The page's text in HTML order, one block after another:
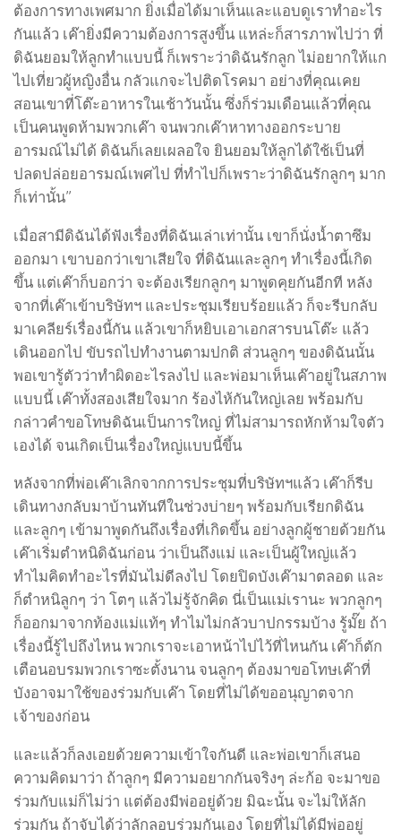
ต้องการทางเพศมาก ยิ่งเมื่อได้มาเห็นและแอบดูเราทำอะไร
กันแล้ว เค๊ายิ่งมีความต้องการสูงขึ้น แหล่ะก็สารภาพไปว่า ที่
ดิฉันยอมให้ลูกทำแบบนี้ ก็เพราะว่าดิฉันรักลูก ไม่อยากให้แก
ไปเที่ยวผู้หญิงอื่น กลัวแกจะไปติดโรคมา อย่างที่คุณเคย
สอนเขาที่โต๊ะอาหารในเช้าวันนั้น ซึ่งก็ร่วมเดือนแล้วที่คุณ
เป็นคนพูดห้ามพวกเค๊า จนพวกเค๊าหาทางออกระบาย
อารมณ์ไม่ได้ ดิฉันก็เลยเผลอใจ ยินยอมให้ลูกได้ใช้เป็นที่
ปลดปล่อยอารมณ์เพศไป ที่ทำไปก็เพราะว่าดิฉันรักลูกๆ มาก
ก็เท่านั้น”
เมื่อสามีดิฉันได้ฟังเรื่องที่ดิฉันเล่าเท่านั้น เขาก็นั่งน้ำตาซึม
ออกมา เขาบอกว่าเขาเสียใจ ที่ดิฉันและลูกๆ ทำเรื่องนี้เกิด
ขึ้น แต่เค๊าก็บอกว่า จะต้องเรียกลูกๆ มาพูดคุยกันอีกที หลัง
จากที่เค๊าเข้าบริษัทฯ และประชุมเรียบร้อยแล้ว ก็จะรีบกลับ
มาเคลียร์เรื่องนี้กัน แล้วเขาก็หยิบเอาเอกสารบนโต๊ะ แล้ว
เดินออกไป ขับรถไปทำงานตามปกติ ส่วนลูกๆ ของดิฉันนั้น
พอเขารู้ตัวว่าทำผิดอะไรลงไป และพ่อมาเห็นเค๊าอยู่ในสภาพ
แบบนี้ เค๊าทั้งสองเสียใจมาก ร้องไห้กันใหญ่เลย พร้อมกับ
กล่าวคำขอโทษดิฉันเป็นการใหญ่ ที่ไม่สามารถหักห้ามใจตัว
เองได้ จนเกิดเป็นเรื่องใหญ่แบบนี้ขึ้น
หลังจากที่พ่อเค๊าเลิกจากการประชุมที่บริษัทฯแล้ว เค๊าก็รีบ
เดินทางกลับมาบ้านทันทีในช่วงบ่ายๆ พร้อมกับเรียกดิฉัน
และลูกๆ เข้ามาพูดกันถึงเรื่องที่เกิดขึ้น อย่างลูกผู้ชายด้วยกัน
เค๊าเริ่มตำหนิดิฉันก่อน ว่าเป็นถึงแม่ และเป็นผู้ใหญ่แล้ว
ทำไมคิดทำอะไรที่มันไม่ดีลงไป โดยปิดบังเค๊ามาตลอด และ
ก็ตำหนิลูกๆ ว่า โตๆ แล้วไม่รู้จักคิด นี่เป็นแม่เรานะ พวกลูกๆ
ก็ออกมาจากท้องแม่แท้ๆ ทำไมไม่กลัวบาปกรรมบ้าง รู้มั๊ย ถ้า
เรื่องนี้รู้ไปถึงไหน พวกเราจะเอาหน้าไปไว้ที่ไหนกัน เค๊าก็ตัก
เตือนอบรมพวกเราซะตั้งนาน จนลูกๆ ต้องมาขอโทษเค๊าที่
บังอาจมาใช้ของร่วมกับเค๊า โดยที่ไม่ได้ขออนุญาตจาก
เจ้าของก่อน
และแล้วก็ลงเอยด้วยความเข้าใจกันดี และพ่อเขาก็เสนอ
ความคิดมาว่า ถ้าลูกๆ มีความอยากกันจริงๆ ล่ะก้อ จะมาขอ
ร่วมกับแม่ก็ไม่ว่า แต่ต้องมีพ่ออยู่ด้วย มิฉะนั้น จะไม่ให้ลัก
ร่วมกัน ถ้าจับได้ว่าลักลอบร่วมกันเอง โดยที่ไม่ได้มีพ่ออยู่